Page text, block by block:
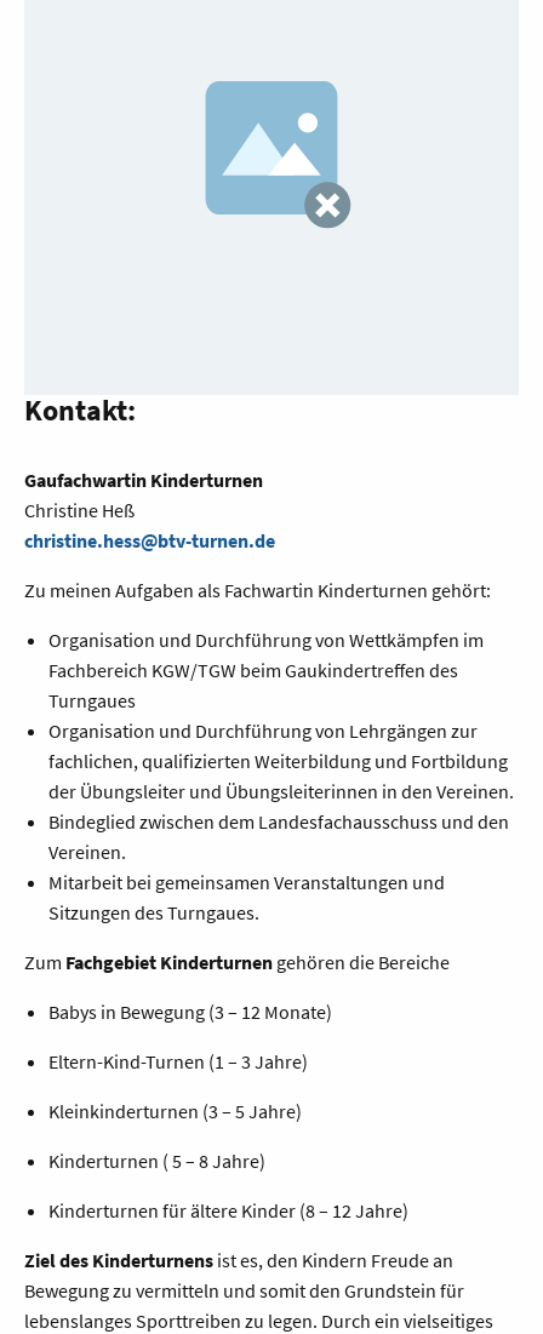
Kontakt:
Gaufachwartin Kinderturnen
Christine Heß
christine.hess@btv-turnen.de
Zu meinen Aufgaben als Fachwartin Kinderturnen gehört:
Organisation und Durchführung von Wettkämpfen im
Fachbereich KGW/TGW beim Gaukindertreffen des
Turngaues
Organisation und Durchführung von Lehrgängen zur
fachlichen, qualifizierten Weiterbildung und Fortbildung
der Übungsleiter und Übungsleiterinnen in den Vereinen.
Bindeglied zwischen dem Landesfachausschuss und den
Vereinen.
Mitarbeit bei gemeinsamen Veranstaltungen und
Sitzungen des Turngaues.
Zum Fachgebiet Kinderturnen gehören die Bereiche
Babys in Bewegung (3 – 12 Monate)
Eltern-Kind-Turnen (1 – 3 Jahre)
Kleinkinderturnen (3 – 5 Jahre)
Kinderturnen ( 5 – 8 Jahre)
Kinderturnen für ältere Kinder (8 – 12 Jahre)
Ziel des Kinderturnens ist es, den Kindern Freude an
Bewegung zu vermitteln und somit den Grundstein für
lebenslanges Sporttreiben zu legen. Durch ein vielseitiges